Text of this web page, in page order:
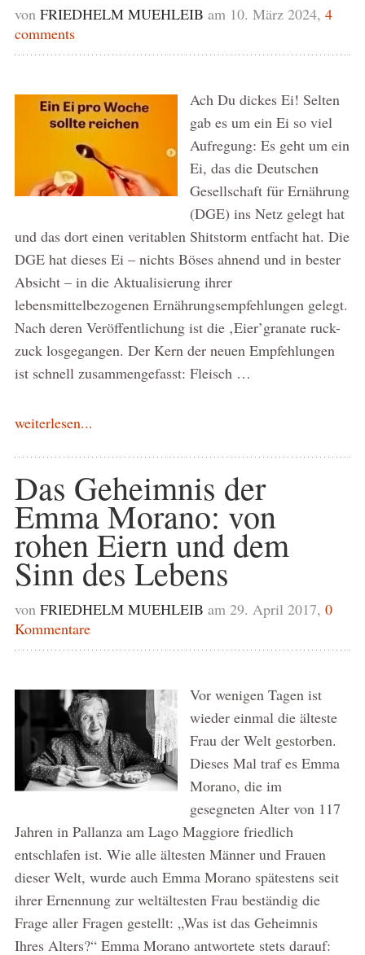
von FRIEDHELM MUEHLEIB am 10. März 2024, 4
comments
Ach Du dickes Ei! Selten
gab es um ein Ei so viel
Aufregung: Es geht um ein
Ei, das die Deutschen
Gesellschaft für Ernährung
(DGE) ins Netz gelegt hat
und das dort einen veritablen Shitstorm entfacht hat. Die
DGE hat dieses Ei – nichts Böses ahnend und in bester
Absicht – in die Aktualisierung ihrer
lebensmittelbezogenen Ernährungsempfehlungen gelegt.
Nach deren Veröffentlichung ist die ‚Eier’granate ruck-
zuck losgegangen. Der Kern der neuen Empfehlungen
ist schnell zusammengefasst: Fleisch …
weiterlesen...
Das Geheimnis der
Emma Morano: von
rohen Eiern und dem
Sinn des Lebens
von FRIEDHELM MUEHLEIB am 29. April 2017, 0
Kommentare
Vor wenigen Tagen ist
wieder einmal die älteste
Frau der Welt gestorben.
Dieses Mal traf es Emma
Morano, die im
gesegneten Alter von 117
Jahren in Pallanza am Lago Maggiore friedlich
entschlafen ist. Wie alle ältesten Männer und Frauen
dieser Welt, wurde auch Emma Morano spätestens seit
ihrer Ernennung zur weltältesten Frau beständig die
Frage aller Fragen gestellt: „Was ist das Geheimnis
Ihres Alters?“ Emma Morano antwortete stets darauf: